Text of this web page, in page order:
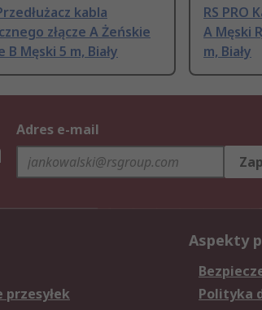
kabla
złącze A Żeńskie
B Męski 5 m, Biały
RS PRO
A Męski
m, Biały
Adres e-mail
przesyłek
Aspekty
Polityka